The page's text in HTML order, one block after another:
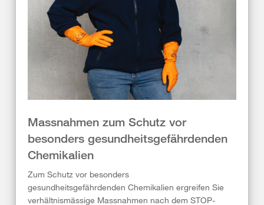
Massnahmen zum Schutz vor
besonders gesundheitsgefährdenden
Chemikalien
Zum Schutz vor besonders
gesundheitsgefährdenden Chemikalien ergreifen Sie
verhältnismässige Massnahmen nach dem STOP-